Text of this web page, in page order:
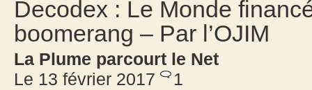
Decodex : Le Monde
boomerang – Par l’OJIM
La Plume parcourt le Net
Le 13 février 2017
1